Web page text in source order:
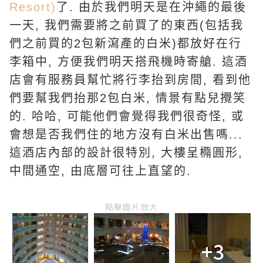
Resort) 了. 由於我們明天是在沖繩的最後
一天, 我們需要將之前買了的東西(包括我
們之前買的2包新瀉產的白米)都放好在行
李箱中, 方便我們明天搭飛機時寄艙. 這酒
店會有服務員幫忙將行李抬到房間, 看到他
們要幫我們抬那2包白米, 情景有點兒攪笑
的. 哈哈, 可能他們會覺得我們很奇怪, 或
會想是否我們住的地方沒有白米出售嗎...
這酒店內部的設計很特別, 大樓呈橢圓形,
中間通空, 由底層可往上直望的.
點擊圖片放大
+3